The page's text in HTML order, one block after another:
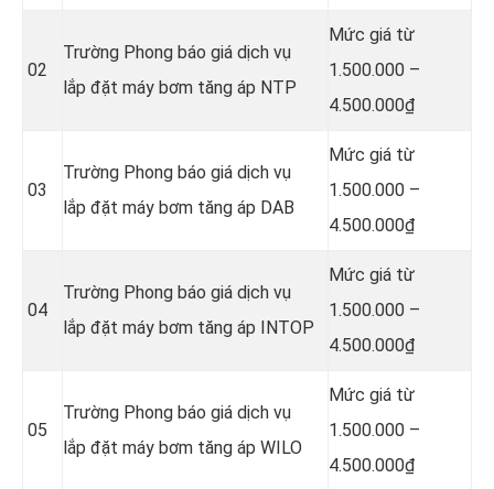
02
Trường Phong báo giá dịch vụ
lắp đặt máy bơm tăng áp NTP
Mức giá từ
1.500.000 –
4.500.000₫
03
Trường Phong báo giá dịch vụ
lắp đặt máy bơm tăng áp DAB
Mức giá từ
1.500.000 –
4.500.000₫
04
Trường Phong báo giá dịch vụ
lắp đặt máy bơm tăng áp INTOP
Mức giá từ
1.500.000 –
4.500.000₫
05
Trường Phong báo giá dịch vụ
lắp đặt máy bơm tăng áp WILO
Mức giá từ
1.500.000 –
4.500.000₫